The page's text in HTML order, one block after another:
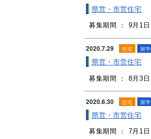
県営・市営住宅
募集期間 ： 9月1
2020.7.29 住宅 留
県営・市営住宅
募集期間 ： 8月3日
2020.6.30 住宅 留
県営・市営住宅
募集期間 ： 7月1日